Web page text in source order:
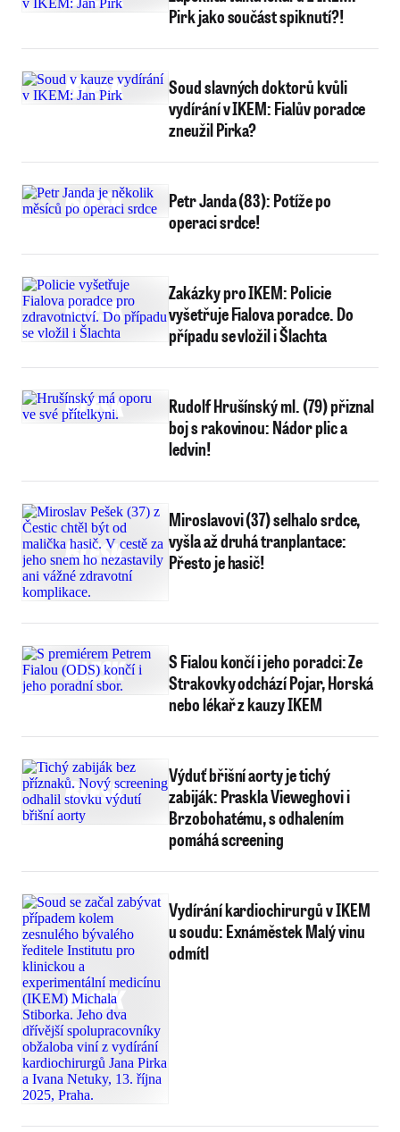
Pirk jako součást spiknutí?!
Soud slavných doktorů kvůli
vydírání v IKEM: Fialův poradce
zneužil Pirka?
Petr Janda (83): Potíže po
operaci srdce!
Zakázky pro IKEM: Policie
vyšetřuje Fialova poradce. Do
případu se vložil i Šlachta
Rudolf Hrušínský ml. (79) přiznal
boj s rakovinou: Nádor plic a
ledvin!
Miroslavovi (37) selhalo srdce,
vyšla až druhá tranplantace:
Přesto je hasič!
S Fialou končí i jeho poradci: Ze
Strakovky odchází Pojar, Horská
nebo lékař z kauzy IKEM
Výduť břišní aorty je tichý
zabiják: Praskla Vieweghovi i
Brzobohatému, s odhalením
pomáhá screening
Vydírání kardiochirurgů v IKEM
u soudu: Exnáměstek Malý vinu
odmítl